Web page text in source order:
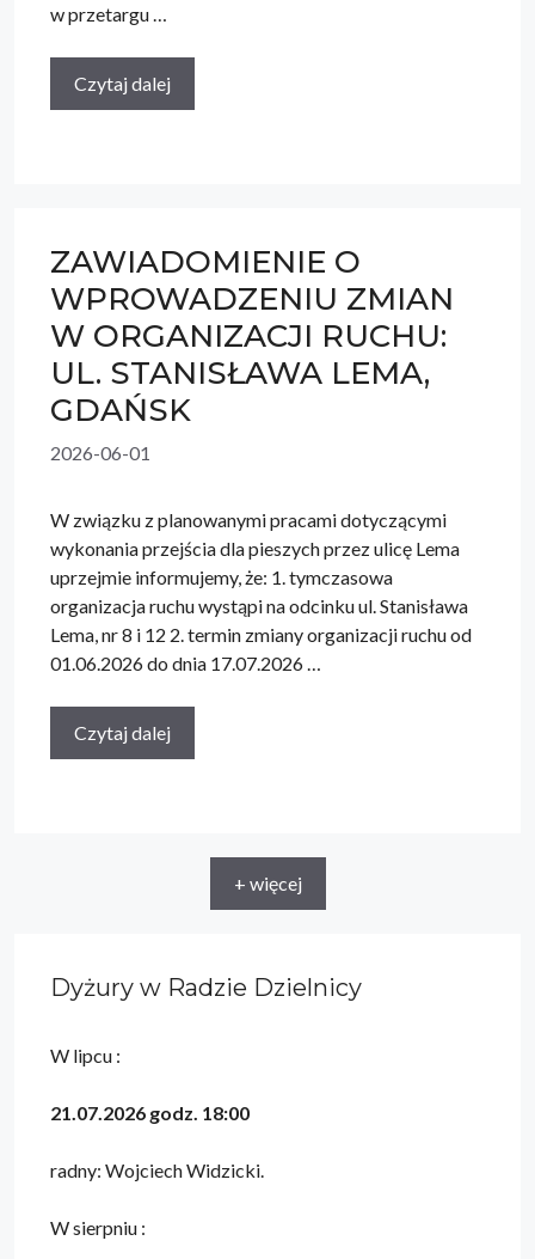
w przetargu …
Czytaj dalej
ZAWIADOMIENIE O
WPROWADZENIU ZMIAN
W ORGANIZACJI RUCHU:
UL. STANISŁAWA LEMA,
GDAŃSK
2026-06-01
W związku z planowanymi pracami dotyczącymi
wykonania przejścia dla pieszych przez ulicę Lema
uprzejmie informujemy, że: 1. tymczasowa
organizacja ruchu wystąpi na odcinku ul. Stanisława
Lema, nr 8 i 12 2. termin zmiany organizacji ruchu od
01.06.2026 do dnia 17.07.2026 …
Czytaj dalej
+ więcej
Dyżury w Radzie Dzielnicy
W lipcu :
21.07.2026 godz. 18:00
radny: Wojciech Widzicki.
W sierpniu :